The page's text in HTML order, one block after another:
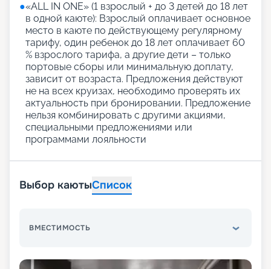
●«АLL IN ONE» (1 взрослый + до 3 детей до 18 лет
в одной каюте): Взрослый оплачивает основное
место в каюте по действующему регулярному
тарифу, один ребенок до 18 лет оплачивает 60
% взрослого тарифа, а другие дети – только
портовые сборы или минимальную доплату,
зависит от возраста. Предложения действуют
не на всех круизах, необходимо проверять их
актуальность при бронировании. Предложение
нельзя комбинировать с другими акциями,
специальными предложениями или
программами лояльности
Выбор каютыСписок
ВМЕСТИМОСТЬ